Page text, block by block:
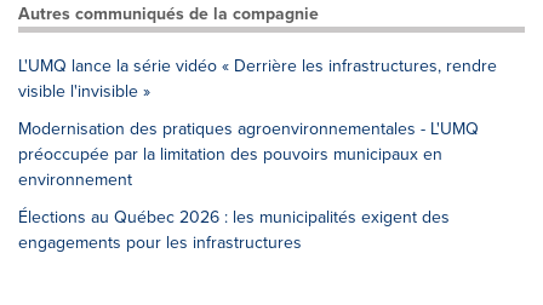
Autres communiqués de la compagnie
L'UMQ lance la série vidéo « Derrière les infrastructures, rendre
visible l'invisible »
Modernisation des pratiques agroenvironnementales - L'UMQ
préoccupée par la limitation des pouvoirs municipaux en
environnement
Élections au Québec 2026 : les municipalités exigent des
engagements pour les infrastructures